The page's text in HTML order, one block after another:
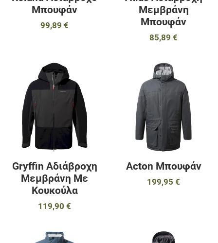
Μπουφάν
99,89 €
Μεμβράνη
Μπουφάν
85,89 €
Προσθήκη στα αγαπημένα
Προσθήκη για σύγκριση
Γρήγορη ματιά
Gryffin Αδιάβροχη
Μεμβράνη Με
Κουκούλα
119,90 €
Acton Μπουφάν
199,95 €
Προσθήκη στα αγαπημένα